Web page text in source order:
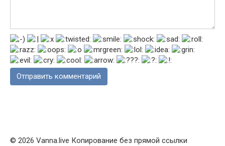
© 2026 Vanna.live Копирование без прямой ссылки